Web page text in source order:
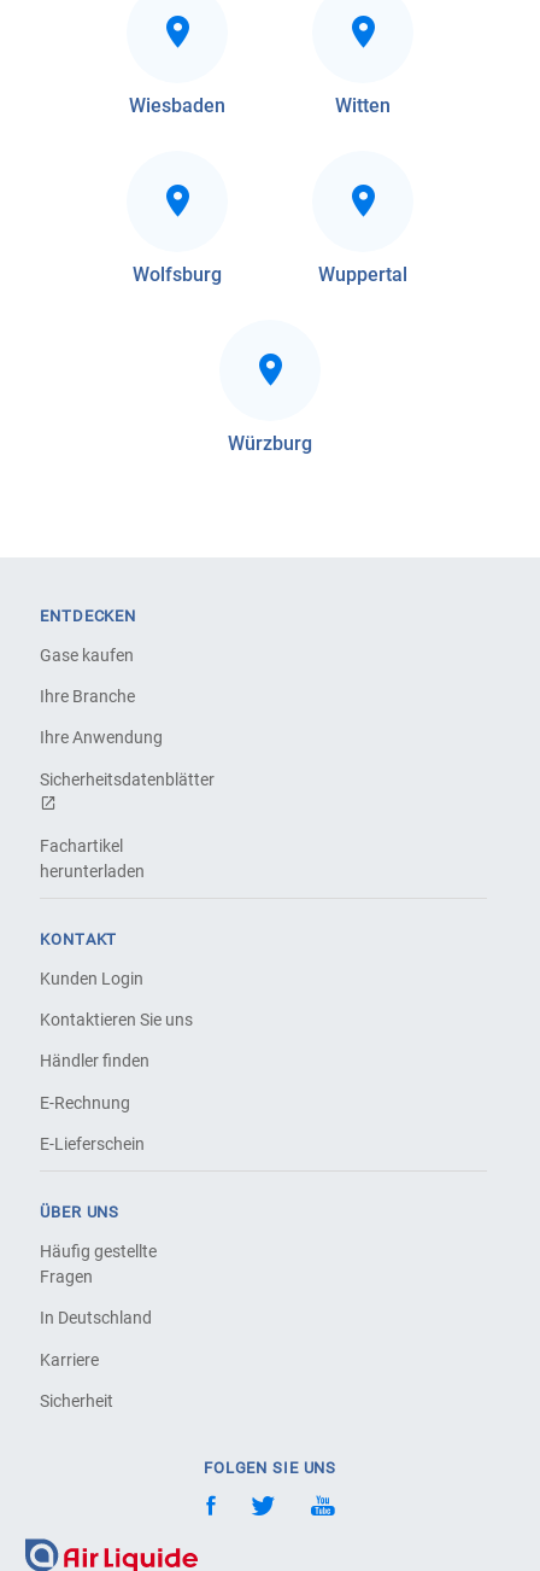
Wiesbaden Witten
Wolfsburg Wuppertal
Würzburg
ENTDECKEN
Gase kaufen
Ihre Branche
Ihre Anwendung
Sicherheitsdatenblätter
Fachartikel
herunterladen
KONTAKT
Kunden Login
Kontaktieren Sie uns
Händler finden
E-Rechnung
E-Lieferschein
ÜBER UNS
Häufig gestellte
Fragen
In Deutschland
Karriere
Sicherheit
FOLGEN SIE UNS